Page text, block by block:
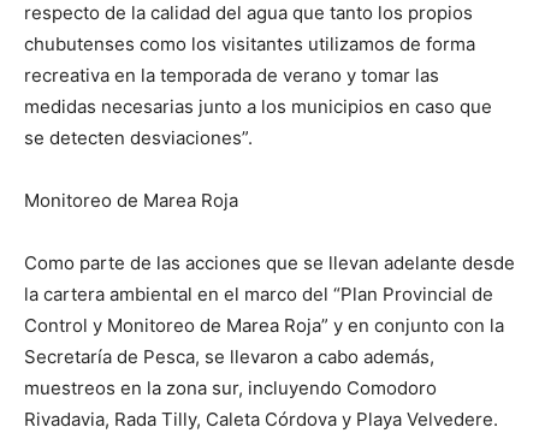
respecto de la calidad del agua que tanto los propios
chubutenses como los visitantes utilizamos de forma
recreativa en la temporada de verano y tomar las
medidas necesarias junto a los municipios en caso que
se detecten desviaciones”.
Monitoreo de Marea Roja
Como parte de las acciones que se llevan adelante desde
la cartera ambiental en el marco del “Plan Provincial de
Control y Monitoreo de Marea Roja” y en conjunto con la
Secretaría de Pesca, se llevaron a cabo además,
muestreos en la zona sur, incluyendo Comodoro
Rivadavia, Rada Tilly, Caleta Córdova y Playa Velvedere.